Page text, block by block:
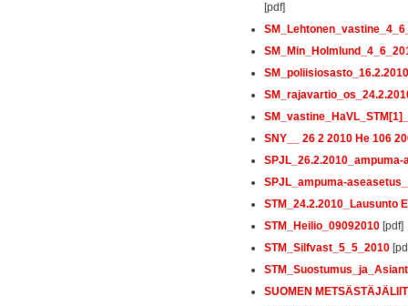
[pdf]
SNY__ 26 2 2010 He 106
SPJL_26.2.2010_ampuma-
SPJL_ampuma-
STM_24.2.2010_Lausunto
STM_Heilio_09092010 [pdf]
STM_Silfvast_5_5_2010
SUOMEN